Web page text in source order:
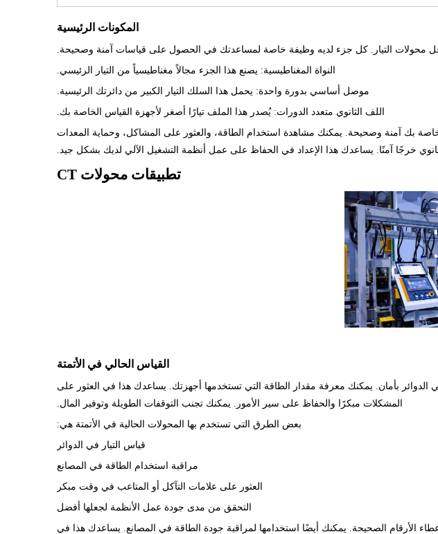
المكونات الرئيسية
محولات التيار. كل جزء لديه وظيفة خاصة لمساعدتك في الحصول على قياسات آمنة وصحيحة.
النواة المغناطيسية: يصنع هذا الجزء مجالاً مغناطيسياً من التيار الرئيسي.
موصل أساسي بدورة واحدة: يحمل هذا السلك التيار الكبير من دائرتك الرئيسية.
اللف الثانوي متعدد الدورات: يُصدر هذا الملف تيارًا أصغر لأجهزة القياس الخاصة بك.
الخاصة بك آمنة وصحيحة. يمكنك مشاهدة استخدام الطاقة، والعثور على المشاكل، وحماية المعدات
خرجًا آمنًا. يساعدك هذا الإعداد في الحفاظ على عمل أنظمة التشغيل الآلي لديك بشكل جيد.
تطبيقات محولات CT
القياس الحالي في الأتمتة
بأمان. يمكنك معرفة مقدار الطاقة التي تستخدمها أجهزتك. يساعدك هذا في العثور على
المشكلات مبكرًا والحفاظ على سير الأمور. يمكنك تجنب التوقفات الطويلة وتوفير المال.
بعض الطرق التي تستخدم بها المحولات الحالية في الأتمتة هي:
قياس التيار في الدوائر
مراقبة استخدام الطاقة في المصانع
العثور على علامات التآكل أو المتاعب في وقت مبكر
التحقق من مدى جودة عمل الأنظمة لجعلها أفضل
الأرقام الصحيحة. يمكنك أيضًا استخدامها لمراقبة جودة الطاقة في المصانع. يساعدك هذا في